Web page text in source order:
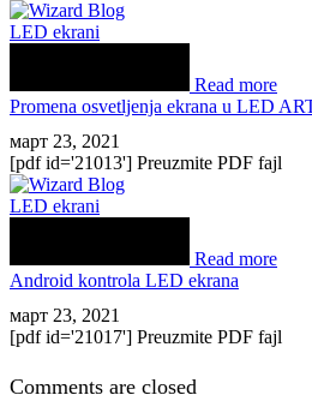
LED ekrani
Read more
Promena osvetljenja ekrana u LED
март 23, 2021
[pdf id='21013'] Preuzmite PDF fajl
LED ekrani
Read more
Android kontrola LED ekrana
март 23, 2021
[pdf id='21017'] Preuzmite PDF fajl
Comments are closed